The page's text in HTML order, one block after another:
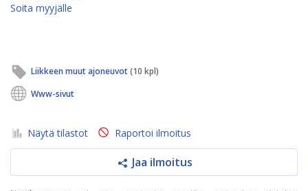
Soita myyjälle
Liikkeen muut ajoneuvot(10 kpl)
Www-sivut
Näytä tilastot Raportoi ilmoitus
Jaa ilmoitus